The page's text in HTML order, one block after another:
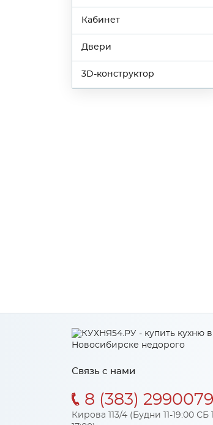
Кабинет
Двери
3D-конструктор
Связь с нами
8 (383) 2990079
Кирова 113/4 (Будни 11-19:00 СБ